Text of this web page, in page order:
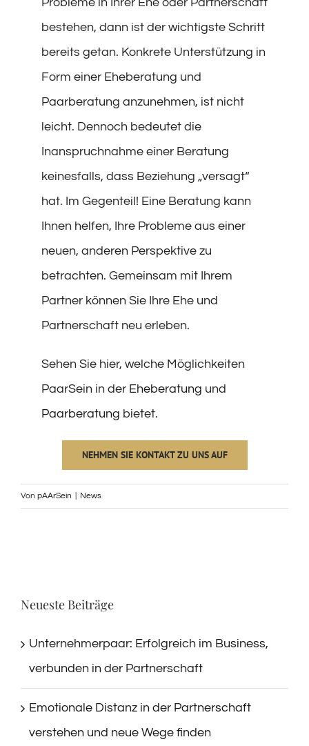
bestehen, dann ist der wichtigste Schritt
bereits getan. Konkrete Unterstützung in
Form einer Eheberatung und
Paarberatung anzunehmen, ist nicht
leicht. Dennoch bedeutet die
Inanspruchnahme einer Beratung
keinesfalls, dass Beziehung „versagt“
hat. Im Gegenteil! Eine Beratung kann
Ihnen helfen, Ihre Probleme aus einer
neuen, anderen Perspektive zu
betrachten. Gemeinsam mit Ihrem
Partner können Sie Ihre Ehe und
Partnerschaft neu erleben.
Sehen Sie hier, welche Möglichkeiten
PaarSein in der Eheberatung und
Paarberatung bietet.
NEHMEN SIE KONTAKT ZU UNS AUF
Von pAArSein News
Neueste Beiträge
Unternehmerpaar: Erfolgreich im Business,
verbunden in der Partnerschaft
Emotionale Distanz in der Partnerschaft
verstehen und neue Wege finden